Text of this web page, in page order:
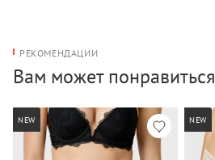
РЕКОМЕНДАЦИИ
Вам может понравиться
NEW NEW